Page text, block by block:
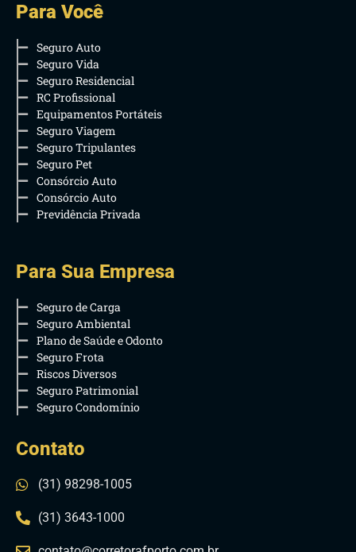
Para Você
Seguro Auto
Seguro Vida
Seguro Residencial
RC Profissional
Equipamentos Portáteis
Seguro Viagem
Seguro Tripulantes
Seguro Pet
Consórcio Auto
Consórcio Auto
Previdência Privada
Para Sua Empresa
Seguro de Carga
Seguro Ambiental
Plano de Saúde e Odonto
Seguro Frota
Riscos Diversos
Seguro Patrimonial
Seguro Condomínio
Contato
(31) 98298-1005
(31) 3643-1000